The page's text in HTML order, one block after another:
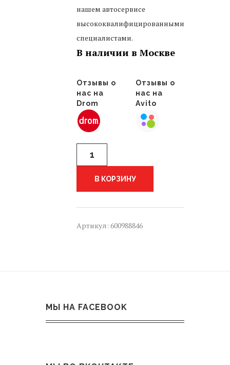
нашем автосервисе
высококвалифицированными
специалистами.
В наличии в Москве
Отзывы о
нас на
Drom
Отзывы о
нас на
Avito
бампер
задний
6,
F11
В КОРЗИНУ
Артикул: 600988846
МЫ НА FACEBOOK